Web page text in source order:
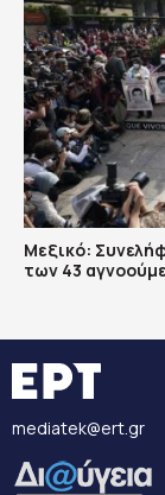
Μεξικό:
των 43
mediatek@ert.gr